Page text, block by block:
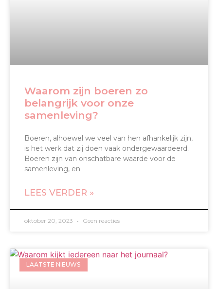
Waarom zijn boeren zo
belangrijk voor onze
samenleving?
Boeren, alhoewel we veel van hen afhankelijk zijn,
is het werk dat zij doen vaak ondergewaardeerd.
Boeren zijn van onschatbare waarde voor de
samenleving, en
LEES VERDER »
oktober 20, 2023 Geen reacties
LAATSTE NIEUWS